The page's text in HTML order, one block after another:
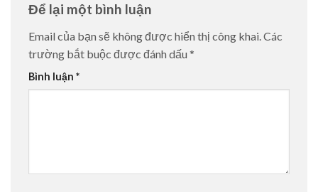
Để lại một bình luận
Email của bạn sẽ không được hiển thị công khai.Các
trường bắt buộc được đánh dấu *
Bình luận *